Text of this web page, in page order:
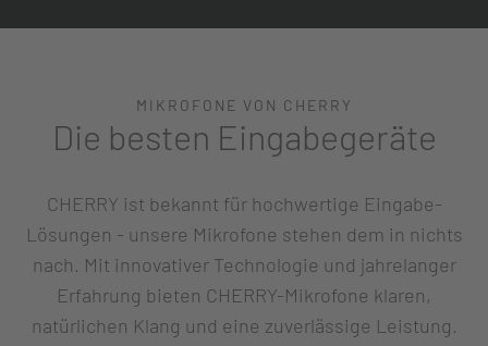
MIKROFONE VON CHERRY
Die besten Eingabegeräte
CHERRY ist bekannt für hochwertige Eingabe-
Lösungen - unsere Mikrofone stehen dem in nichts
nach. Mit innovativer Technologie und jahrelanger
Erfahrung bieten CHERRY-Mikrofone klaren,
natürlichen Klang und eine zuverlässige Leistung.